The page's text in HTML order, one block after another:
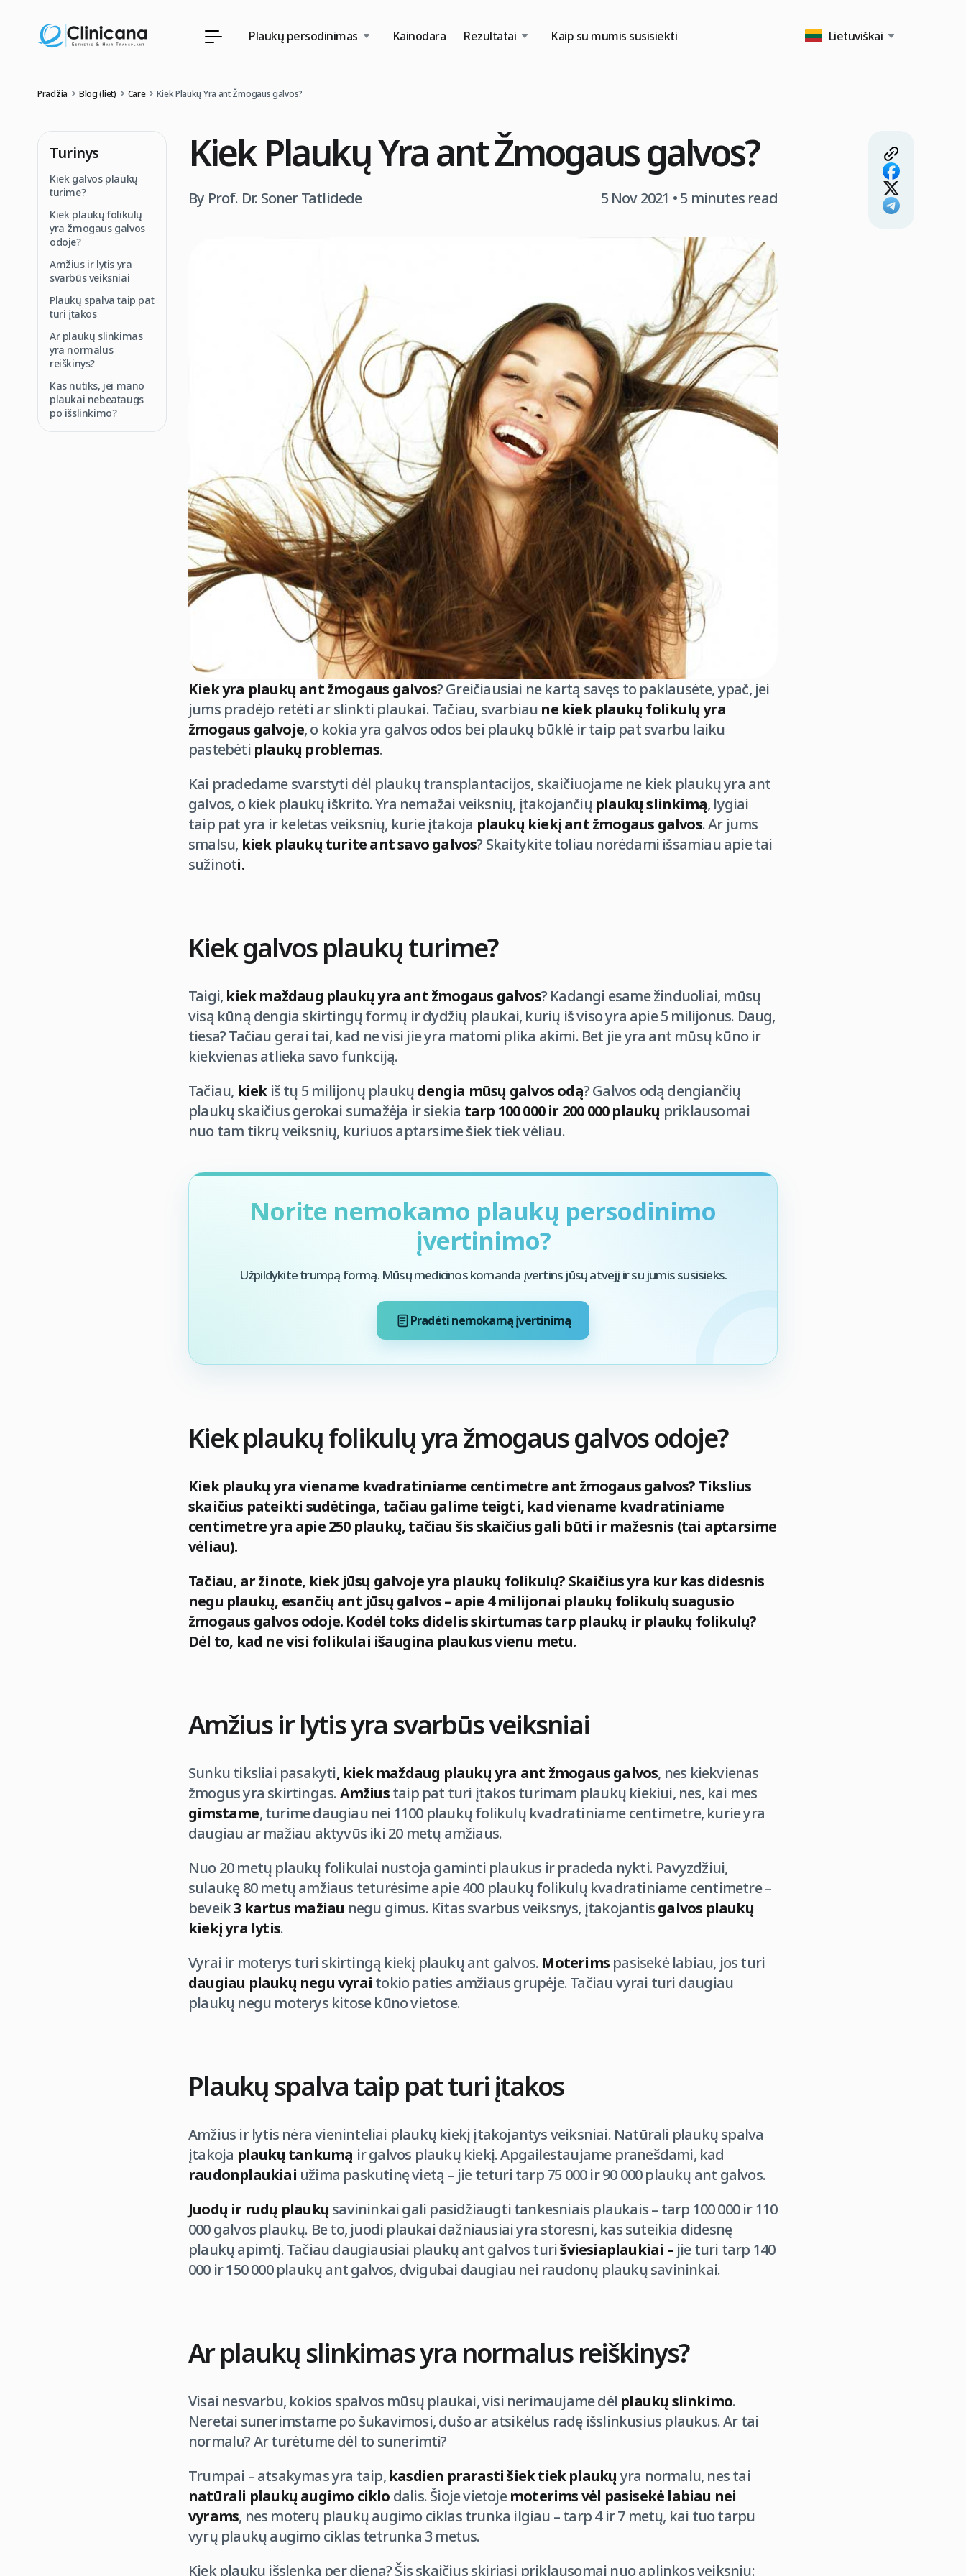
Plaukų persodinimas Kainodara Rezultatai Kaip su mumis susisiekti Lietuviškai
Pradžia Blog (liet) Care Kiek Plaukų Yra ant Žmogaus galvos?
Turinys
Kiek galvos plaukų
turime?
Kiek plaukų folikulų
yra žmogaus galvos
odoje?
Amžius ir lytis yra
svarbūs veiksniai
Plaukų spalva taip pat
turi įtakos
Ar plaukų slinkimas
yra normalus
reiškinys?
Kas nutiks, jei mano
plaukai nebeataugs
po išslinkimo?
Kiek Plaukų Yra ant Žmogaus galvos?
By Prof. Dr. Soner Tatlidede 5 Nov 2021 • 5 minutes read
Kiek yra plaukų ant žmogaus galvos? Greičiausiai ne kartą savęs to paklausėte, ypač, jei
jums pradėjo retėti ar slinkti plaukai. Tačiau, svarbiau ne kiek plaukų folikulų yra
žmogaus galvoje, o kokia yra galvos odos bei plaukų būklė ir taip pat svarbu laiku
pastebėti plaukų problemas.
Kai pradedame svarstyti dėl plaukų transplantacijos, skaičiuojame ne kiek plaukų yra ant
galvos, o kiek plaukų iškrito. Yra nemažai veiksnių, įtakojančių plaukų slinkimą, lygiai
taip pat yra ir keletas veiksnių, kurie įtakoja plaukų kiekį ant žmogaus galvos. Ar jums
smalsu, kiek plaukų turite ant savo galvos? Skaitykite toliau norėdami išsamiau apie tai
sužinoti.
Kiek galvos plaukų turime?
Taigi, kiek maždaug plaukų yra ant žmogaus galvos? Kadangi esame žinduoliai, mūsų
visą kūną dengia skirtingų formų ir dydžių plaukai, kurių iš viso yra apie 5 milijonus. Daug,
tiesa? Tačiau gerai tai, kad ne visi jie yra matomi plika akimi. Bet jie yra ant mūsų kūno ir
kiekvienas atlieka savo funkciją.
Tačiau, kiek iš tų 5 milijonų plaukųdengia mūsų galvos odą? Galvos odą dengiančių
plaukų skaičius gerokai sumažėja ir siekia tarp 100 000 ir 200 000 plaukų priklausomai
nuo tam tikrų veiksnių, kuriuos aptarsime šiek tiek vėliau.
Norite nemokamo plaukų persodinimo
įvertinimo?
Užpildykite trumpą formą. Mūsų medicinos komanda įvertins jūsų atvejį ir su jumis susisieks.
Pradėti nemokamą įvertinimą
Kiek plaukų folikulų yra žmogaus galvos odoje?
Kiek plaukų yra viename kvadratiniame centimetre ant žmogaus galvos? Tikslius
skaičius pateikti sudėtinga, tačiau galime teigti, kad viename kvadratiniame
centimetre yra apie 250 plaukų, tačiau šis skaičius gali būti ir mažesnis (tai aptarsime
vėliau).
Tačiau, ar žinote, kiek jūsų galvoje yra plaukų folikulų? Skaičius yra kur kas didesnis
negu plaukų, esančių ant jūsų galvos – apie 4 milijonai plaukų folikulų suagusio
žmogaus galvos odoje. Kodėl toks didelis skirtumas tarp plaukų ir plaukų folikulų?
Dėl to, kad ne visi folikulai išaugina plaukus vienu metu.
Amžius ir lytis yra svarbūs veiksniai
Sunku tiksliai pasakyti, kiek maždaug plaukų yra ant žmogaus galvos, nes kiekvienas
žmogus yra skirtingas.Amžiustaip pat turi įtakos turimam plaukų kiekiui, nes, kai mes
gimstame, turime daugiau nei 1100 plaukų folikulų kvadratiniame centimetre, kurie yra
daugiau ar mažiau aktyvūs iki 20 metų amžiaus.
Nuo 20 metų plaukų folikulai nustoja gaminti plaukus ir pradeda nykti. Pavyzdžiui,
sulaukę 80 metų amžiaus teturėsime apie 400 plaukų folikulų kvadratiniame centimetre –
beveik3 kartus mažiau negu gimus. Kitas svarbus veiksnys, įtakojantisgalvos plaukų
kiekį yra lytis.
Vyrai ir moterys turi skirtingą kiekį plaukų ant galvos. Moterims pasisekė labiau, jos turi
daugiau plaukų negu vyrai tokio paties amžiaus grupėje. Tačiau vyrai turi daugiau
plaukų negu moterys kitose kūno vietose.
Plaukų spalva taip pat turi įtakos
Amžius ir lytis nėra vieninteliai plaukų kiekį įtakojantys veiksniai. Natūrali plaukų spalva
įtakoja plaukų tankumą ir galvos plaukų kiekį. Apgailestaujame pranešdami, kad
raudonplaukiai užima paskutinę vietą – jie teturi tarp 75 000 ir 90 000 plaukų ant galvos.
Juodų ir rudų plaukų savininkai gali pasidžiaugti tankesniais plaukais – tarp 100 000 ir 110
000 galvos plaukų. Be to, juodi plaukai dažniausiai yra storesni, kas suteikia didesnę
plaukų apimtį. Tačiau daugiausiai plaukų ant galvos turišviesiaplaukiai – jie turi tarp 140
000 ir 150 000 plaukų ant galvos, dvigubai daugiau nei raudonų plaukų savininkai.
Ar plaukų slinkimas yra normalus reiškinys?
Visai nesvarbu, kokios spalvos mūsų plaukai, visi nerimaujame dėl plaukų slinkimo.
Neretai sunerimstame po šukavimosi, dušo ar atsikėlus radę išslinkusius plaukus. Ar tai
normalu? Ar turėtume dėl to sunerimti?
Trumpai – atsakymas yra taip, kasdien prarasti šiek tiek plaukųyra normalu, nes tai
natūrali plaukų augimo ciklo dalis. Šioje vietojemoterims vėl pasisekė labiau nei
vyrams, nes moterų plaukų augimo ciklas trunka ilgiau – tarp 4 ir 7 metų, kai tuo tarpu
vyrų plaukų augimo ciklas tetrunka 3 metus.
Kiek plaukų išslenka per dieną? Šis skaičius skiriasi priklausomai nuo aplinkos veiksnių: